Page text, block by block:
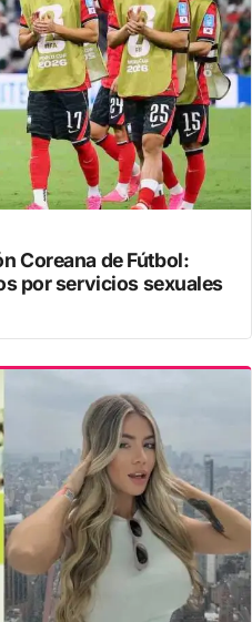
Coreana de Fútbol:
por servicios sexuales